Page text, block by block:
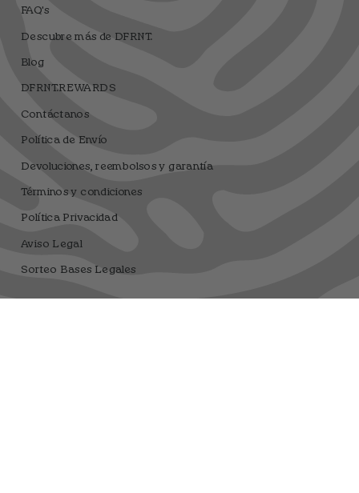
FAQ's
Descubre más de DFRNT.
Blog
DFRNT.REWARDS
Contáctanos
Política de Envío
Devoluciones, reembolsos y garantía
Términos y condiciones
Política Privacidad
Aviso Legal
Sorteo Bases Legales